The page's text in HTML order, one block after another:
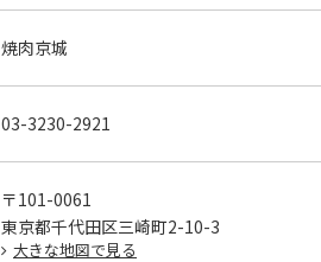
焼肉京城
03-3230-2921
〒101-0061
東京都千代田区三崎町2-10-3
大きな地図で見る